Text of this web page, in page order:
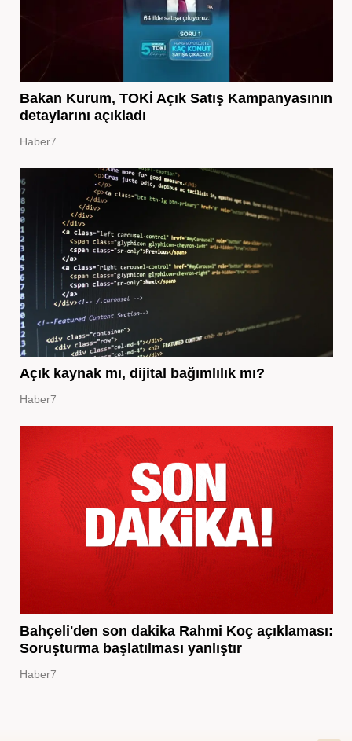
Bakan Kurum, TOKİ Açık Satış Kampanyasının
detaylarını açıkladı
Haber7
Açık kaynak mı, dijital bağımlılık mı?
Haber7
Bahçeli'den son dakika Rahmi Koç açıklaması:
Soruşturma başlatılması yanlıştır
Haber7